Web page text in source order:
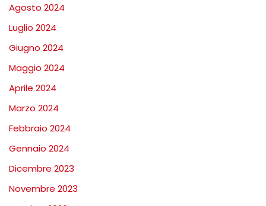
Agosto 2024
Luglio 2024
Giugno 2024
Maggio 2024
Aprile 2024
Marzo 2024
Febbraio 2024
Gennaio 2024
Dicembre 2023
Novembre 2023